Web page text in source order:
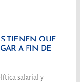
TIENEN QUE
A FIN DE
salarial y